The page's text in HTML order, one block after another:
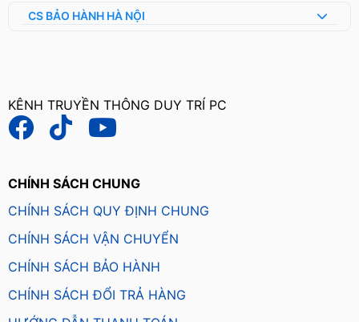
CS BẢO HÀNH HÀ NỘI
KÊNH TRUYỀN THÔNG DUY TRÍ PC
CHÍNH SÁCH CHUNG
CHÍNH SÁCH QUY ĐỊNH CHUNG
CHÍNH SÁCH VẬN CHUYỂN
CHÍNH SÁCH BẢO HÀNH
CHÍNH SÁCH ĐỔI TRẢ HÀNG